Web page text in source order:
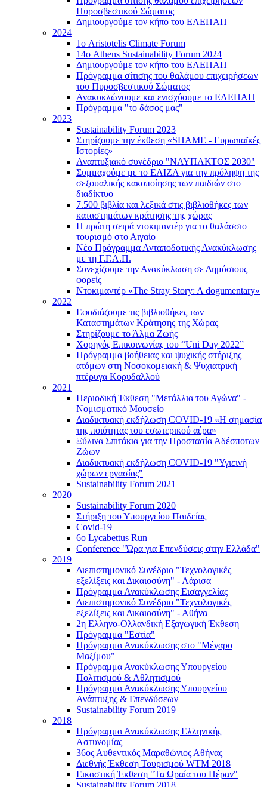
Πυροσβεστικού Σώματος
Δημιουργούμε τον κήπο του ΕΛΕΠΑΠ
2024
1ο Aristotelis Climate Forum
14ο Athens Sustainability Forum 2024
Δημιουργούμε τον κήπο του ΕΛΕΠΑΠ
Πρόγραμμα σίτισης του θαλάμου επιχειρήσεων
του Πυροσβεστικού Σώματος
Ανακυκλώνουμε και ενισχύουμε το ΕΛΕΠΑΠ
Πρόγραμμα "το δάσος μας"
2023
Sustainability Forum 2023
Στηρίζουμε την έκθεση «SHAME - Ευρωπαϊκές
Ιστορίες»
Αναπτυξιακό συνέδριο "ΝΑΥΠΑΚΤΟΣ 2030"
Συμμαχούμε με το ΕΛΙΖΑ για την πρόληψη της
σεξουαλικής κακοποίησης των παιδιών στο
διαδίκτυο
7.500 βιβλία και λεξικά στις βιβλιοθήκες των
καταστημάτων κράτησης της χώρας
Η πρώτη σειρά ντοκιμαντέρ για το θαλάσσιο
τουρισμό στο Αιγαίο
Νέο Πρόγραμμα Ανταποδοτικής Ανακύκλωσης
με τη Γ.Γ.Α.Π.
Συνεχίζουμε την Ανακύκλωση σε Δημόσιους
φορείς
Ντοκιμαντέρ «The Stray Story: A dogumentary»
2022
Εφοδιάζουμε τις βιβλιοθήκες των
Καταστημάτων Κράτησης της Χώρας
Στηρίζουμε το Άλμα Ζωής
Χορηγός Επικοινωνίας του “Uni Day 2022”
Πρόγραμμα βοήθειας και ψυχικής στήριξης
ατόμων στη Νοσοκομειακή & Ψυχιατρική
πτέρυγα Κορυδαλλού
2021
Περιοδική Έκθεση "Μετάλλια του Αγώνα" -
Νομισματικό Μουσείο
Διαδικτυακή εκδήλωση COVID-19 «Η σημασία
της ποιότητας του εσωτερικού αέρα»
Ξύλινα Σπιτάκια για την Προστασία Αδέσποτων
Ζώων
Διαδικτυακή εκδήλωση COVID-19 "Υγιεινή
χώρων εργασίας"
Sustainability Forum 2021
2020
Sustainability Forum 2020
Στήριξη του Υπουργείου Παιδείας
Covid-19
6ο Lycabettus Run
Conference "Ώρα για Επενδύσεις στην Ελλάδα"
2019
Διεπιστημονικό Συνέδριο "Τεχνολογικές
εξελίξεις και Δικαιοσύνη" - Λάρισα
Πρόγραμμα Ανακύκλωσης Εισαγγελίας
Διεπιστημονικό Συνέδριο "Τεχνολογικές
εξελίξεις και Δικαιοσύνη" - Αθήνα
2η Ελληνο-Ολλανδική Εξαγωγική Έκθεση
Πρόγραμμα "Εστία"
Πρόγραμμα Ανακύκλωσης στο "Μέγαρο
Μαξίμου"
Πρόγραμμα Ανακύκλωσης Υπουργείου
Πολιτισμού & Αθλητισμού
Πρόγραμμα Ανακύκλωσης Υπουργείου
Ανάπτυξης & Επενδύσεων
Sustainability Forum 2019
2018
Πρόγραμμα Ανακύκλωσης Ελληνικής
Αστυνομίας
36ος Αυθεντικός Μαραθώνιος Αθήνας
Διεθνής Έκθεση Τουρισμού WTM 2018
Εικαστική Έκθεση "Τα Ωραία του Πέραν"
Sustainability Forum 2018